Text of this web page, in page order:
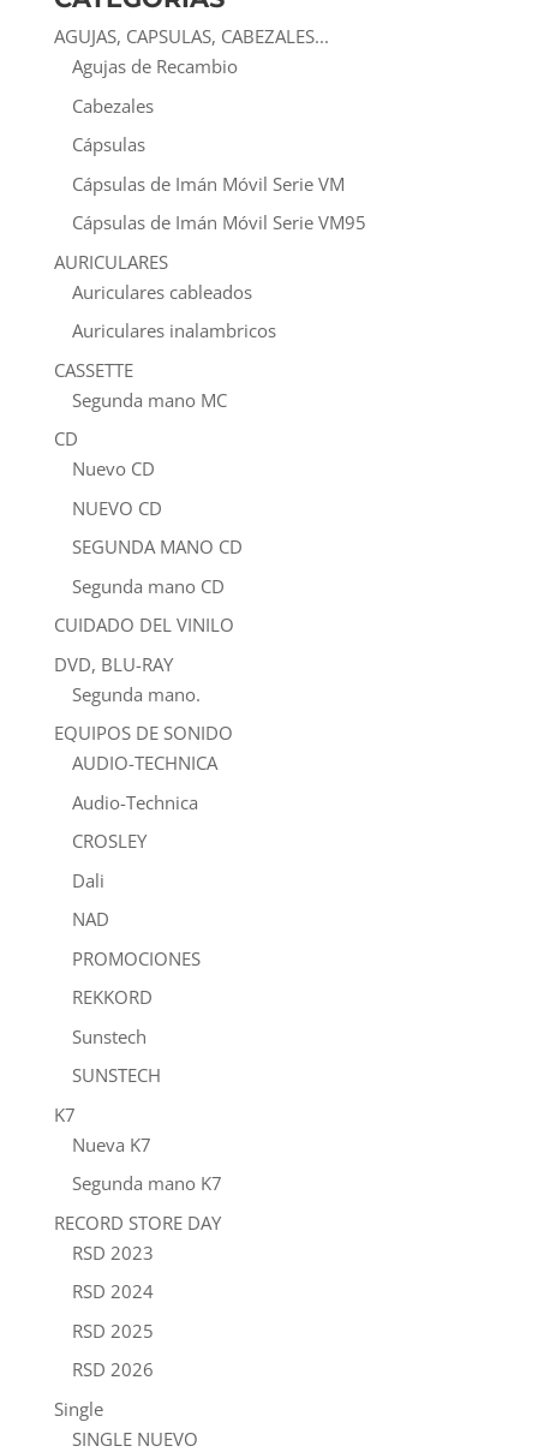
AGUJAS, CAPSULAS, CABEZALES...
Agujas de Recambio
Cabezales
Cápsulas
Cápsulas de Imán Móvil Serie VM
Cápsulas de Imán Móvil Serie VM95
AURICULARES
Auriculares cableados
Auriculares inalambricos
CASSETTE
Segunda mano MC
CD
Nuevo CD
NUEVO CD
SEGUNDA MANO CD
Segunda mano CD
CUIDADO DEL VINILO
DVD, BLU-RAY
Segunda mano.
EQUIPOS DE SONIDO
AUDIO-TECHNICA
Audio-Technica
CROSLEY
Dali
NAD
PROMOCIONES
REKKORD
Sunstech
SUNSTECH
K7
Nueva K7
Segunda mano K7
RECORD STORE DAY
RSD 2023
RSD 2024
RSD 2025
RSD 2026
Single
SINGLE NUEVO